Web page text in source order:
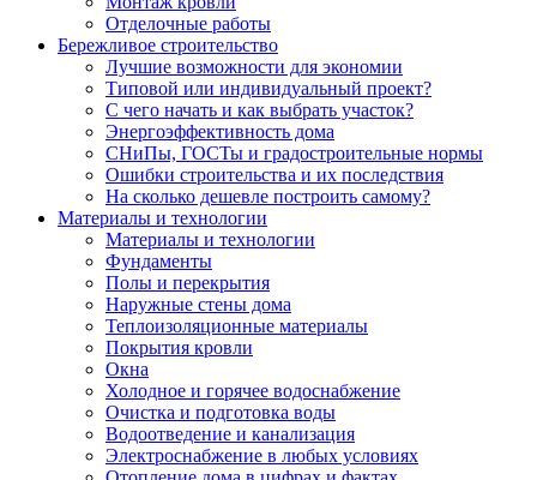
Отделочные работы
Бережливое строительство
Лучшие возможности для экономии
Типовой или индивидуальный проект?
С чего начать и как выбрать участок?
Энергоэффективность дома
СНиПы, ГОСТы и градостроительные нормы
Ошибки строительства и их последствия
На сколько дешевле построить самому?
Материалы и технологии
Материалы и технологии
Фундаменты
Полы и перекрытия
Наружные стены дома
Теплоизоляционные материалы
Покрытия кровли
Окна
Холодное и горячее водоснабжение
Очистка и подготовка воды
Водоотведение и канализация
Электроснабжение в любых условиях